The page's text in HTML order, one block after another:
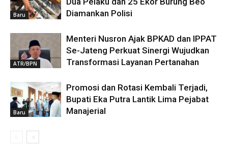
Baru
Diamankan Polisi
ATR/BPN
Menteri Nusron Ajak BPKAD dan IPPAT
Se-Jateng Perkuat Sinergi Wujudkan
Transformasi Layanan Pertanahan
Baru
Promosi dan Rotasi Kembali Terjadi,
Bupati Eka Putra Lantik Lima Pejabat
Manajerial